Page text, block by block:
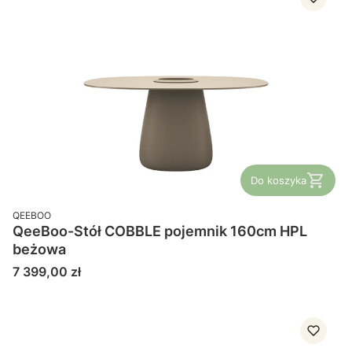
Do koszyka
PRODUCENT
QEEBOO
QeeBoo-Stół COBBLE pojemnik 160cm HPL
beżowa
Cena
7 399,00 zł